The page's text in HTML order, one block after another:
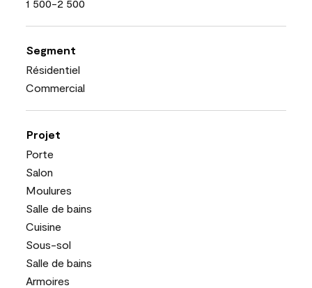
1 500-2 500
Segment
Résidentiel
Commercial
Projet
Porte
Salon
Moulures
Salle de bains
Cuisine
Sous-sol
Salle de bains
Armoires